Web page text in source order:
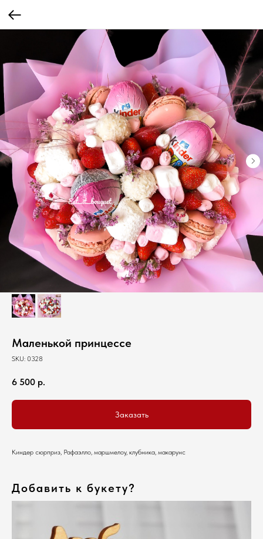
Маленькой принцессе
SKU: 0328
6 500 р.
Заказать
Киндер сюрприз, Рафаэлло, маршмелоу, клубника, макарунс
Добавить к букету?